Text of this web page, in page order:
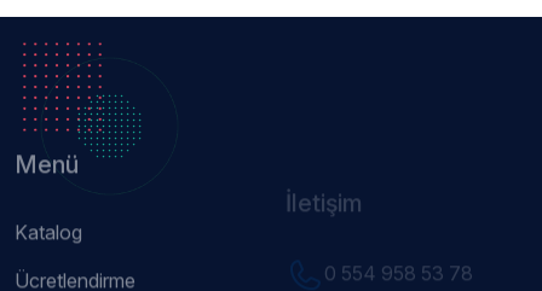
Menü
Katalog
Ücretlendirme
Blog
0 554 958 53 78
dkabilgi@gmail.com